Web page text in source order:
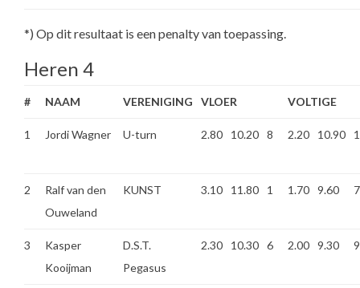
*) Op dit resultaat is een penalty van toepassing.
Heren 4
# NAAM VERENIGING VLOER VOLTIGE
1 Jordi Wagner U-turn 2.80 10.20 8 2.20 10.90 1
2
Ralf van den
Ouweland
KUNST 3.10 11.80 1 1.70 9.60 7
3
Kasper
Kooijman
D.S.T.
Pegasus
2.30 10.30 6 2.00 9.30 9